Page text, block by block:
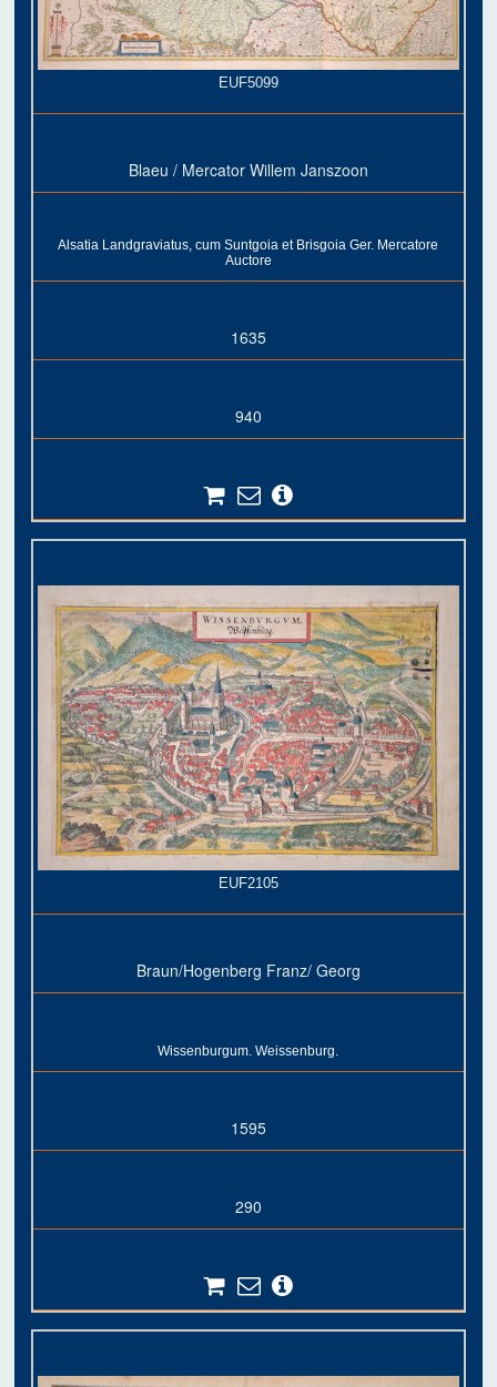
EUF5099
Blaeu / Mercator Willem Janszoon
Alsatia Landgraviatus, cum Suntgoia et Brisgoia Ger. Mercatore
Auctore
1635
940
EUF2105
Braun/Hogenberg Franz/ Georg
Wissenburgum. Weissenburg.
1595
290